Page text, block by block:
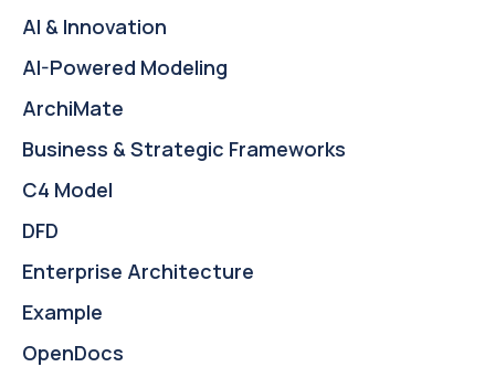
AI & Innovation
AI-Powered Modeling
ArchiMate
Business & Strategic Frameworks
C4 Model
DFD
Enterprise Architecture
Example
OpenDocs